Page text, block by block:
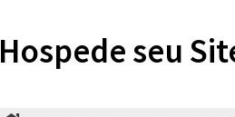
Hospede seu